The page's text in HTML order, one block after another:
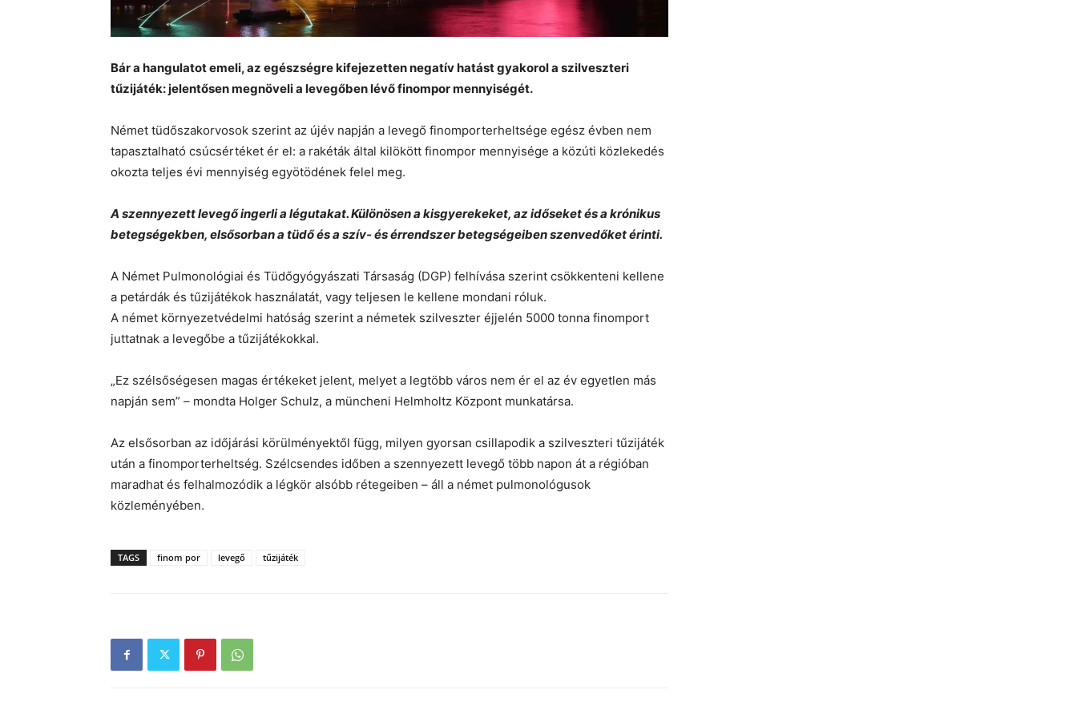
Bár a hangulatot emeli, az egészségre kifejezetten negatív hatást gyakorol a szilveszteri
tűzijáték: jelentősen megnöveli a levegőben lévő finompor mennyiségét.
Német tüdőszakorvosok szerint az újév napján a levegő finomporterheltsége egész évben nem
tapasztalható csúcsértéket ér el: a rakéták által kilökött finompor mennyisége a közúti közlekedés
okozta teljes évi mennyiség egyötödének felel meg.
A szennyezett levegő ingerli a légutakat. Különösen a kisgyerekeket, az időseket és a krónikus
betegségekben, elsősorban a tüdő és a szív- és érrendszer betegségeiben szenvedőket érinti.
A Német Pulmonológiai és Tüdőgyógyászati Társaság (DGP) felhívása szerint csökkenteni kellene
a petárdák és tűzijátékok használatát, vagy teljesen le kellene mondani róluk.
A német környezetvédelmi hatóság szerint a németek szilveszter éjjelén 5000 tonna finomport
juttatnak a levegőbe a tűzijátékokkal.
„Ez szélsőségesen magas értékeket jelent, melyet a legtöbb város nem ér el az év egyetlen más
napján sem” – mondta Holger Schulz, a müncheni Helmholtz Központ munkatársa.
Az elsősorban az időjárási körülményektől függ, milyen gyorsan csillapodik a szilveszteri tűzijáték
után a finomporterheltség. Szélcsendes időben a szennyezett levegő több napon át a régióban
maradhat és felhalmozódik a légkör alsóbb rétegeiben – áll a német pulmonológusok
közleményében.
TAGS finom por levegő tűzijáték